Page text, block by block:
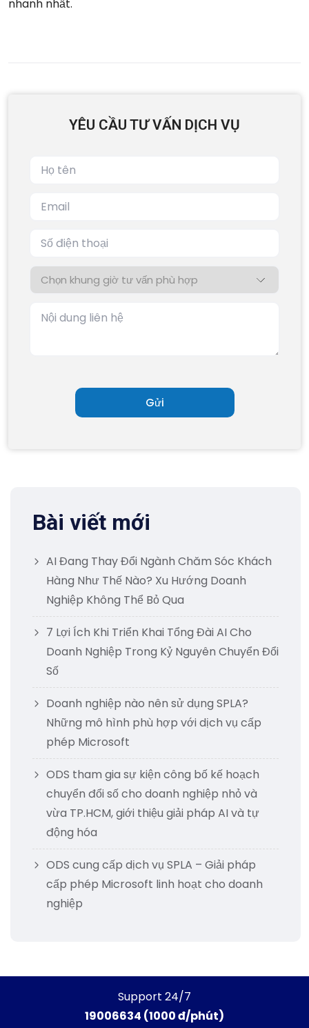
nhanh nhất.
YÊU CẦU TƯ VẤN DỊCH VỤ
Bài viết mới
AI Đang Thay Đổi Ngành Chăm Sóc Khách
Hàng Như Thế Nào? Xu Hướng Doanh
Nghiệp Không Thể Bỏ Qua
7 Lợi Ích Khi Triển Khai Tổng Đài AI Cho
Doanh Nghiệp Trong Kỷ Nguyên Chuyển Đổi
Số
Doanh nghiệp nào nên sử dụng SPLA?
Những mô hình phù hợp với dịch vụ cấp
phép Microsoft
ODS tham gia sự kiện công bố kế hoạch
chuyển đổi số cho doanh nghiệp nhỏ và
vừa TP.HCM, giới thiệu giải pháp AI và tự
động hóa
ODS cung cấp dịch vụ SPLA – Giải pháp
cấp phép Microsoft linh hoạt cho doanh
nghiệp
Support 24/7
19006634 (1000 đ/phút)